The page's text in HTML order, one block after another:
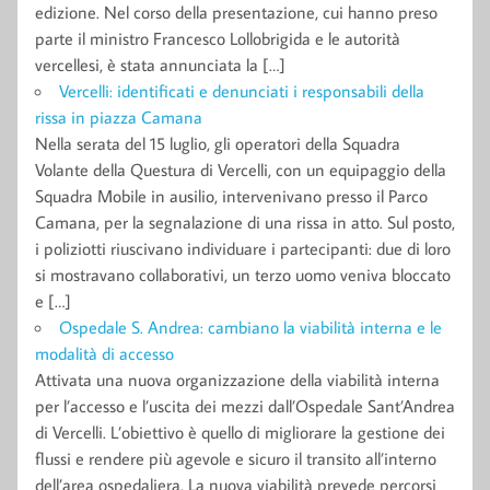
edizione. Nel corso della presentazione, cui hanno preso
parte il ministro Francesco Lollobrigida e le autorità
vercellesi, è stata annunciata la […]
Vercelli: identificati e denunciati i responsabili della
rissa in piazza Camana
Nella serata del 15 luglio, gli operatori della Squadra
Volante della Questura di Vercelli, con un equipaggio della
Squadra Mobile in ausilio, intervenivano presso il Parco
Camana, per la segnalazione di una rissa in atto. Sul posto,
i poliziotti riuscivano individuare i partecipanti: due di loro
si mostravano collaborativi, un terzo uomo veniva bloccato
e […]
Ospedale S. Andrea: cambiano la viabilità interna e le
modalità di accesso
Attivata una nuova organizzazione della viabilità interna
per l’accesso e l’uscita dei mezzi dall’Ospedale Sant’Andrea
di Vercelli. L’obiettivo è quello di migliorare la gestione dei
flussi e rendere più agevole e sicuro il transito all’interno
dell’area ospedaliera. La nuova viabilità prevede percorsi